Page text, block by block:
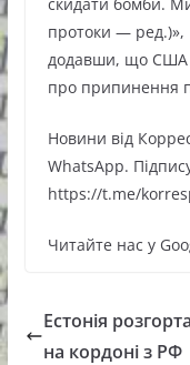
протоки — ред.)»,
додавши, що США
про припинення
Новини від
WhatsApp.
https://t.me/
Читайте нас у
Естонія
на кордоні з РФ